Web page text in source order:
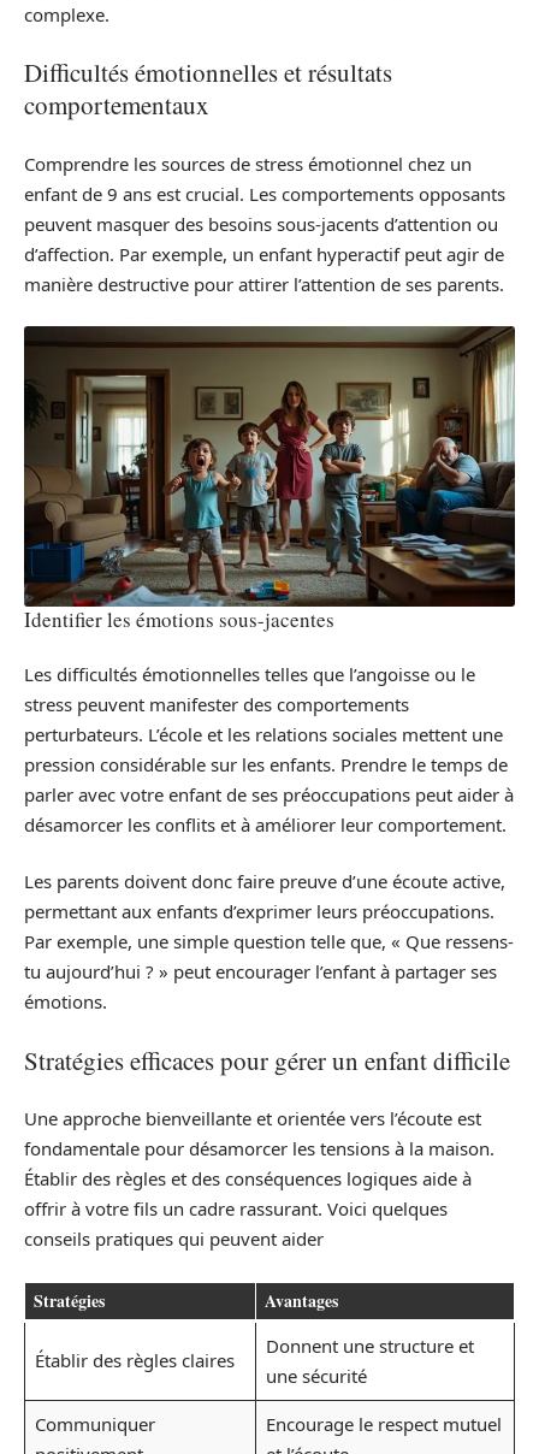
complexe.
Difficultés émotionnelles et résultats
comportementaux
Comprendre les sources de stress émotionnel chez un
enfant de 9 ans est crucial. Les comportements opposants
peuvent masquer des besoins sous-jacents d’attention ou
d’affection. Par exemple, un enfant hyperactif peut agir de
manière destructive pour attirer l’attention de ses parents.
Identifier les émotions sous-jacentes
Les difficultés émotionnelles telles que l’angoisse ou le
stress peuvent manifester des comportements
perturbateurs. L’école et les relations sociales mettent une
pression considérable sur les enfants. Prendre le temps de
parler avec votre enfant de ses préoccupations peut aider à
désamorcer les conflits et à améliorer leur comportement.
Les parents doivent donc faire preuve d’une écoute active,
permettant aux enfants d’exprimer leurs préoccupations.
Par exemple, une simple question telle que, « Que ressens-
tu aujourd’hui ? » peut encourager l’enfant à partager ses
émotions.
Stratégies efficaces pour gérer un enfant difficile
Une approche bienveillante et orientée vers l’écoute est
fondamentale pour désamorcer les tensions à la maison.
Établir des règles et des conséquences logiques aide à
offrir à votre fils un cadre rassurant. Voici quelques
conseils pratiques qui peuvent aider
Stratégies Avantages
Établir des règles claires
Donnent une structure et
une sécurité
Communiquer
Encourage le respect mutuel